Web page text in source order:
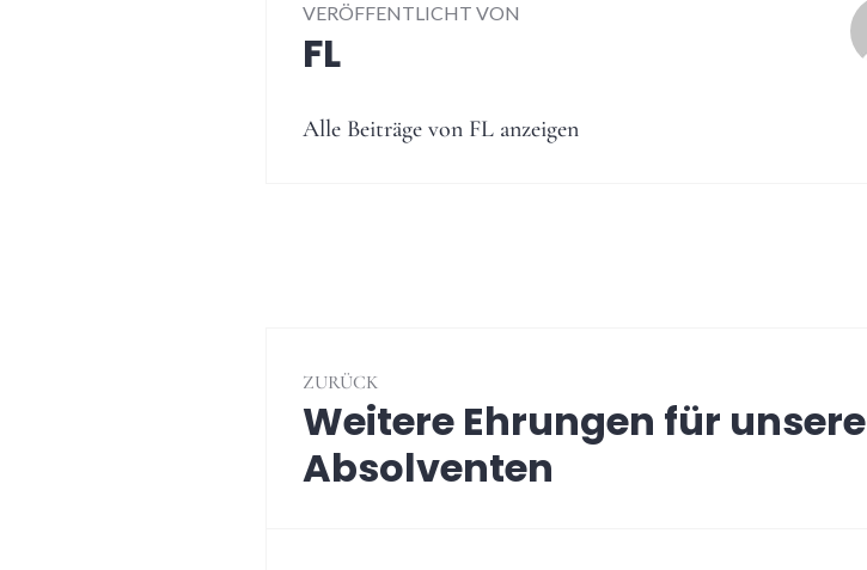
VERÖFFENTLICHT VON
FL
Alle Beiträge von FL anzeigen
ZURÜCK
Vorheriger
Beitrag:
Weitere Ehrungen für unsere
Absolventen